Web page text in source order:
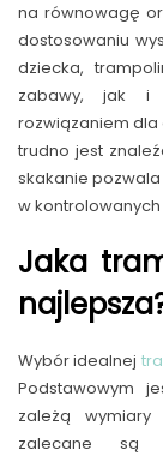
na równowagę
dostosowaniu
dziecka,
zabawy, jak i
rozwiązaniem dla
trudno jest
skakanie
w
Jaka
Wybór idealnej
Podstawowym
zależą wymiary
zalecane są